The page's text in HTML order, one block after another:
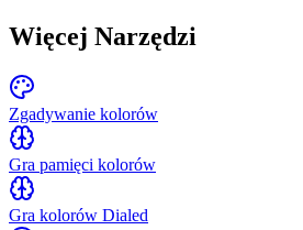
Więcej Narzędzi
Zgadywanie kolorów
Gra pamięci kolorów
Gra kolorów Dialed